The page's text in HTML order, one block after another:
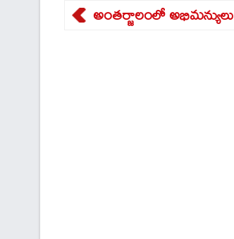
అంతర్జాలంలో అభిమన్యులు